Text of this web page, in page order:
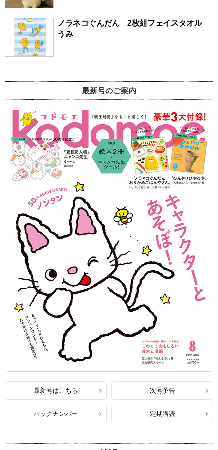
ノラネコぐんだん 2枚組フェイスタオル
うみ
最新号のご案内
最新号はこちら 次号予告
バックナンバー 定期購読